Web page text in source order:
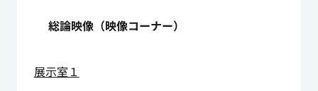
総論映像（映像コーナー）
展示室１